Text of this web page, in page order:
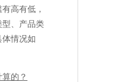
高有低，
型、产品类
情况如
的？